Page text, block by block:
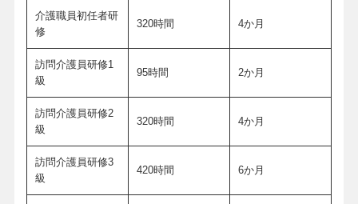
介護職員初任者研
修
320時間 4か月
訪問介護員研修1
級
95時間 2か月
訪問介護員研修2
級
320時間 4か月
訪問介護員研修3
級
420時間 6か月